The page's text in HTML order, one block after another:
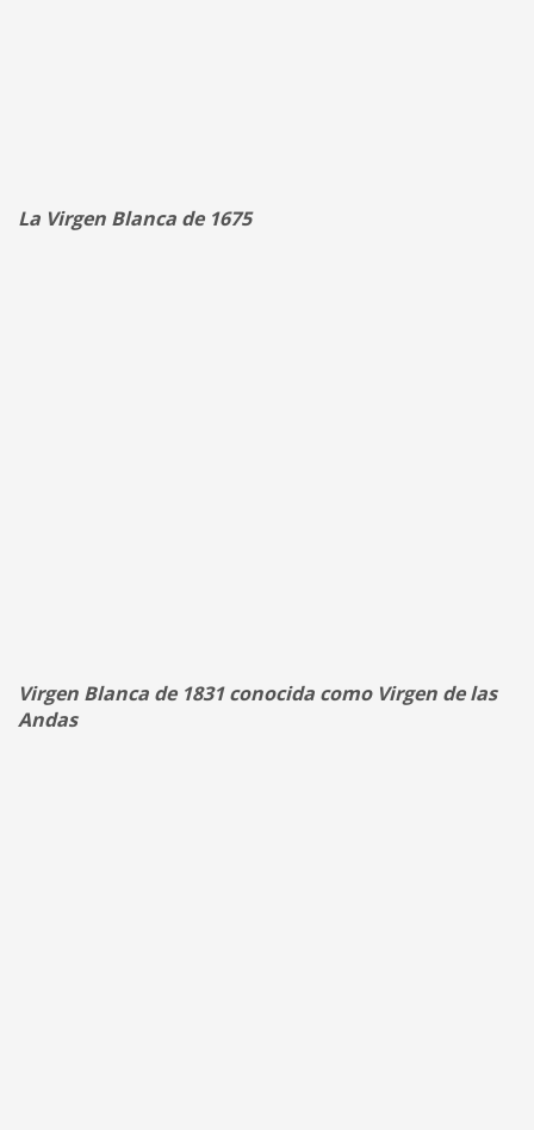
La Virgen Blanca de 1675
Virgen Blanca de 1831 conocida como Virgen de las
Andas